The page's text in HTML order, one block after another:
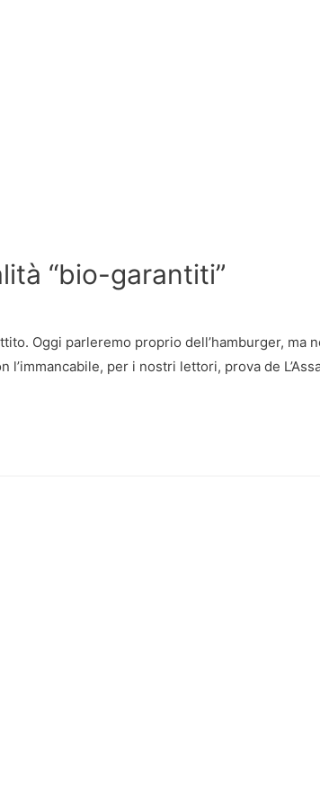
“bio-garantiti”
Oggi parleremo proprio dell’hamburger, ma
per i nostri lettori, prova de